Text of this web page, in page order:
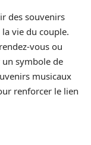
des souvenirs
vie du couple.
vous ou
symbole de
musicaux
renforcer le lien